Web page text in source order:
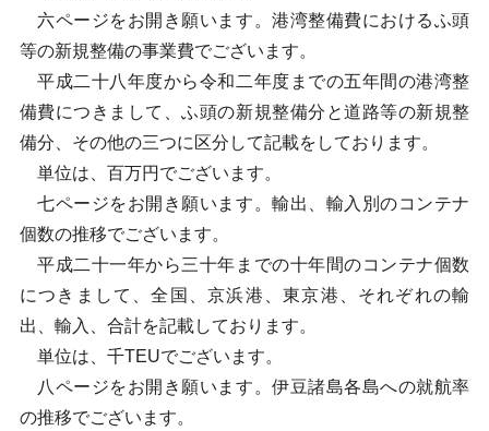
六ページをお開き願います。港湾整備費におけるふ頭
等の新規整備の事業費でございます。
平成二十八年度から令和二年度までの五年間の港湾整
備費につきまして、ふ頭の新規整備分と道路等の新規整
備分、その他の三つに区分して記載をしております。
単位は、百万円でございます。
七ページをお開き願います。輸出、輸入別のコンテナ
個数の推移でございます。
平成二十一年から三十年までの十年間のコンテナ個数
につきまして、全国、京浜港、東京港、それぞれの輸
出、輸入、合計を記載しております。
単位は、千TEUでございます。
八ページをお開き願います。伊豆諸島各島への就航率
の推移でございます。